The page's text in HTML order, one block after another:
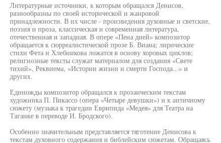
Литературные источники, к которым обращался Денисов,
разнообразны по своей исторической и жанровой
принадлежности. В их числе - произведения духовные и светские,
поэзия и проза, классическая и современная литература,
отечественная и западная. В опере «Пена дней» композитор
обращается к сюрреалистической прозе Б. Виана; лирические
стихи Фета и Хлебникова ложатся в основу хоровых циклов;
религиозные тексты служат материалом для создания «Свете
тихий», Реквиема, «Истории жизни и смерти Господа...» и
других.
Единожды композитор обращался к прозаическим текстам
художника П. Пикассо (опера «Четыре девушки») и к античному
сюжету (музыка к трагедии Еврипида «Медея» для Театра на
Таганке в переводе И. Бродского).
Особенно значительным представляется тяготение Денисова к
текстам духовного содержания и библейским сюжетам. Обращаясь